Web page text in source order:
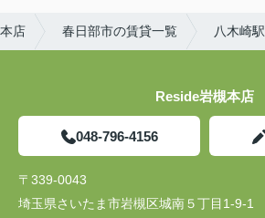
店 春日部市の賃貸一覧 八木崎駅
Reside岩槻本店
048-796-4156
〒339-0043
埼玉県さいたま市岩槻区城南５丁目1-9-1